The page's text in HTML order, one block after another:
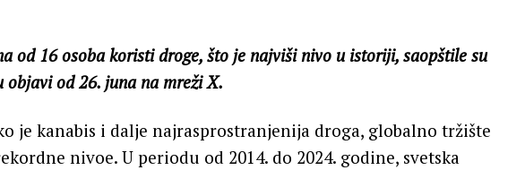
od 16 osoba koristi droge, što je najviši nivo u istoriji, saopštile su
objavi od 26. juna na mreži X.
je kanabis i dalje najrasprostranjenija droga, globalno tržište
nivoe. U periodu od 2014. do 2024. godine, svetska